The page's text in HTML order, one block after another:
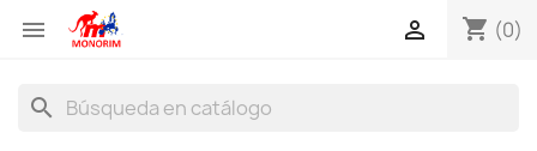
 shopping_cart (0)

search